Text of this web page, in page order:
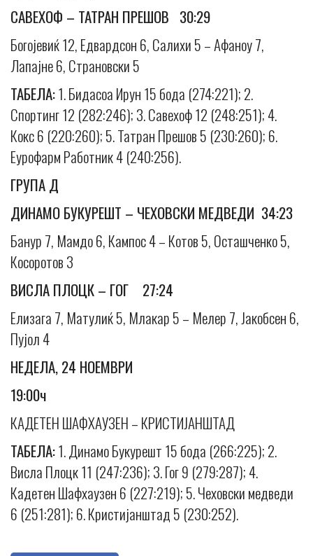
САВЕХОФ – ТАТРАН ПРЕШОВ 30:29
Богојевиќ 12, Едвардсон 6, Салихи 5 – Афаноу 7,
Лапајне 6, Страновски 5
ТАБЕЛА:1. Бидасоа Ирун 15 бода (274:221); 2.
Спортинг 12 (282:246); 3. Савехоф 12 (248:251); 4.
Кокс 6 (220:260); 5. Татран Прешов 5 (230:260); 6.
Еурофарм Работник 4 (240:256).
ГРУПА Д
ДИНАМО БУКУРЕШТ – ЧЕХОВСКИ МЕДВЕДИ 34:23
Банур 7, Мамдо 6, Кампос 4 – Котов 5, Осташченко 5,
Косоротов 3
ВИСЛА ПЛОЦК – ГОГ 27:24
Елизага 7, Матулиќ 5, Млакар 5 – Мелер 7, Јакобсен 6,
Пујол 4
НЕДЕЛА, 24 НОЕМВРИ
19:00ч
КАДЕТЕН ШАФХАУЗЕН – КРИСТИЈАНШТАД
ТАБЕЛА:1. Динамо Букурешт 15 бода (266:225); 2.
Висла Плоцк 11 (247:236); 3. Гог 9 (279:287); 4.
Кадетен Шафхаузен 6 (227:219); 5. Чеховски медведи
6 (251:281); 6. Кристијанштад 5 (230:252).